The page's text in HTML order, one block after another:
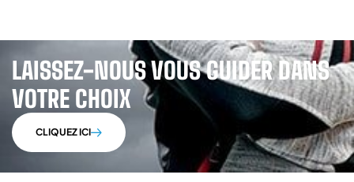
LAISSEZ-NOUS VOUS GUIDER DANS
VOTRE CHOIX
CLIQUEZ ICI